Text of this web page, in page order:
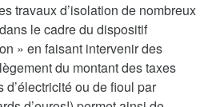
travaux d’isolation de nombreux
le cadre du dispositif
» en faisant intervenir des
du montant des taxes
ou de fioul par